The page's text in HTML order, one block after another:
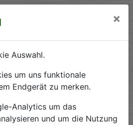
×
Auswahl.
um uns funktionale
Endgerät zu merken.
Analytics um das
und um die Nutzung